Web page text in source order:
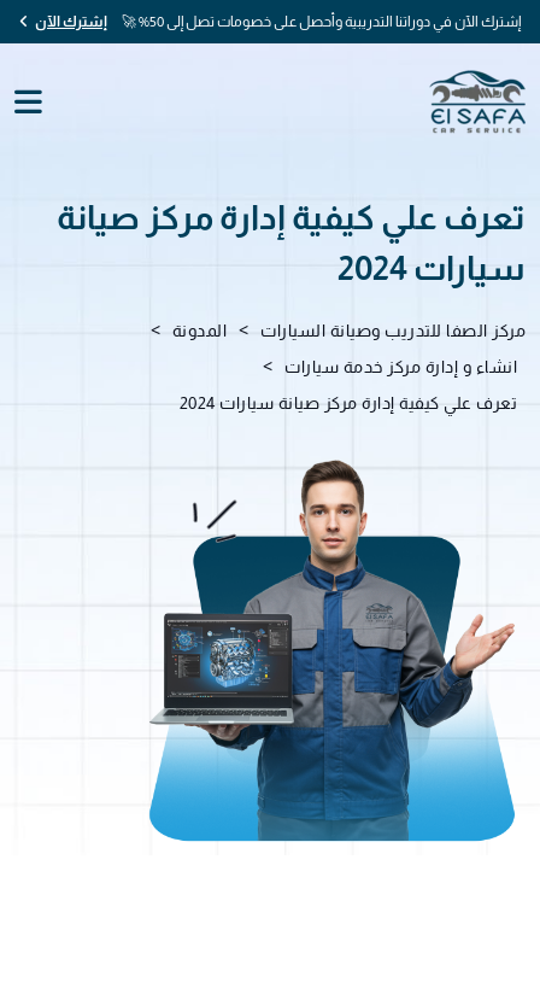
إشترك الآن في دوراتنا التدريبية وأحصل على خصومات تصل إلى 50% 🚀 إشترك الآن
تعرف علي كيفية إدارة مركز صيانة
سيارات 2024
مركز الصفا للتدريب وصيانة السيارات > المدونة >
انشاء و إدارة مركز خدمة سيارات >
تعرف علي كيفية إدارة مركز صيانة سيارات 2024